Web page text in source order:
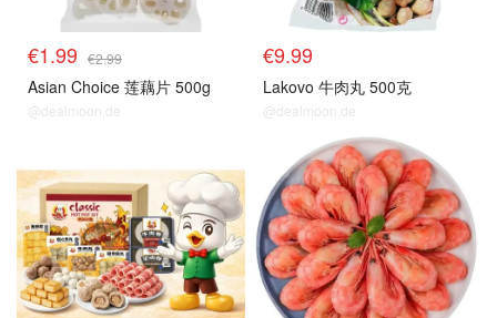
€1.99 €2.99
Asian Choice 莲藕片 500g
@dealmoon.de
€9.99
Lakovo 牛肉丸 500克
@dealmoon.de
生鲜top